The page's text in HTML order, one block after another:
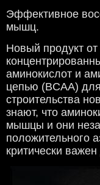
Эффективное
мышц.
Новый продукт от
аминокислот и
цепью (BCAA)
строительства
знают, что
мышцы и они
положительного
критически